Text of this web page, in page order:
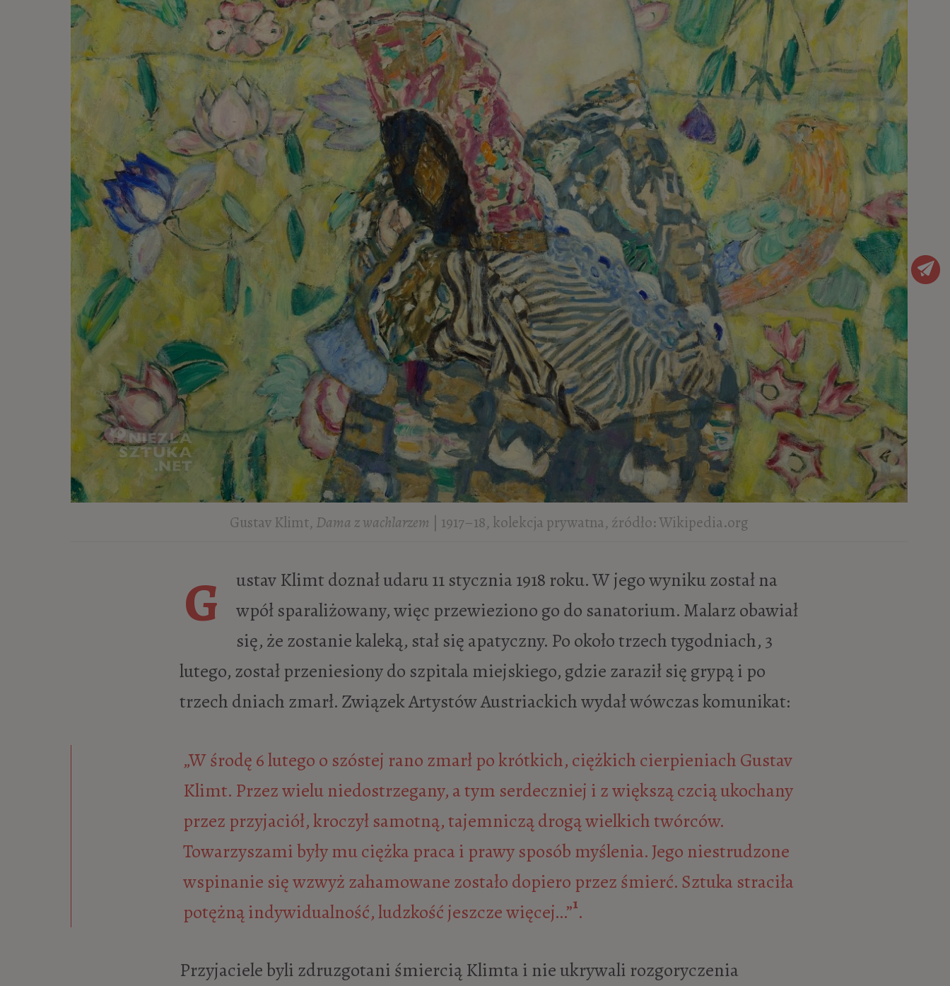
Gustav Klimt, Dama z wachlarzem | 1917–18, kolekcja prywatna, źródło: Wikipedia.org
Gustav Klimt doznał udaru 11 stycznia 1918 roku. W jego wyniku został na
wpół sparaliżowany, więc przewieziono go do sanatorium. Malarz obawiał
się, że zostanie kaleką, stał się apatyczny. Po około trzech tygodniach, 3
lutego, został przeniesiony do szpitala miejskiego, gdzie zaraził się grypą i po
trzech dniach zmarł. Związek Artystów Austriackich wydał wówczas komunikat:
„W środę 6 lutego o szóstej rano zmarł po krótkich, ciężkich cierpieniach Gustav
Klimt. Przez wielu niedostrzegany, a tym serdeczniej i z większą czcią ukochany
przez przyjaciół, kroczył samotną, tajemniczą drogą wielkich twórców.
Towarzyszami były mu ciężka praca i prawy sposób myślenia. Jego niestrudzone
wspinanie się wzwyż zahamowane zostało dopiero przez śmierć. Sztuka straciła
potężną indywidualność, ludzkość jeszcze więcej…”1.
Przyjaciele byli zdruzgotani śmiercią Klimta i nie ukrywali rozgoryczenia